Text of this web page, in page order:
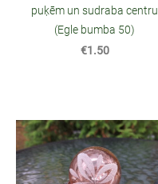
puķēm un sudraba centru
(Egle bumba 50)
€1.50